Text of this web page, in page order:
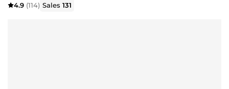
4.9 (114) Sales131